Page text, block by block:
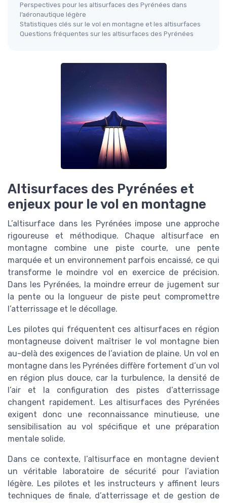
Perspectives pour les altisurfaces des Pyrénées dans
l’aéronautique légère
Statistiques clés sur le vol en montagne et les altisurfaces
Questions fréquentes sur les altisurfaces des Pyrénées
Altisurfaces des Pyrénées et
enjeux pour le vol en montagne
L’altisurface dans les Pyrénées impose une approche
rigoureuse et méthodique. Chaque altisurface en
montagne combine une piste courte, une pente
marquée et un environnement parfois encaissé, ce qui
transforme le moindre vol en exercice de précision.
Dans les Pyrénées, la moindre erreur de jugement sur
la pente ou la longueur de piste peut compromettre
l’atterrissage et le décollage.
Les pilotes qui fréquentent ces altisurfaces en région
montagneuse doivent maîtriser le vol montagne bien
au-delà des exigences de l’aviation de plaine. Un vol en
montagne dans les Pyrénées diffère fortement d’un vol
en région plus douce, car la turbulence, la densité de
l’air et la configuration des pistes d’atterrissage
changent rapidement. Les altisurfaces des Pyrénées
exigent donc une reconnaissance minutieuse, une
sensibilisation au vol spécifique et une préparation
mentale solide.
Dans ce contexte, l’altisurface en montagne devient
un véritable laboratoire de sécurité pour l’aviation
légère. Les pilotes et les instructeurs y affinent leurs
techniques de finale, d’atterrissage et de gestion de